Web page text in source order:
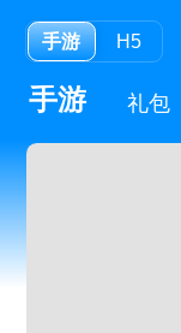
手游 H5
手游 礼包